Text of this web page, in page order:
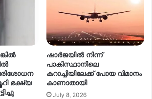
ഭക്ഷ്യ
ഷാർജയിൽ നിന്ന്
പാകിസ്ഥാനിലെ
കറാച്ചിയിലേക്ക് പോയ വിമാനം
കാണാതായി
July 8, 2026